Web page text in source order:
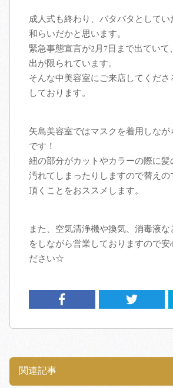
着付け
着付け紹介
七五三
成人式
卒業式
訪問着
着物レンタル
スタッフ
アクセス
お客様の声
ブログ
成人式も終わり、バタバタとしてい
和らいだかと思います。
緊急事態宣言が2月7日まで出てい
出が限られています。
そんな中美容室にご来店してくだ
しております。
矢島美容室ではマスクを着用しな
です！
紐の部分がカットやカラーの際に髪
汚れてしまったりしますので替えの
頂くことをおススメします。
また、空気清浄機や換気、消毒液
をしながら営業しておりますので安
ださい☆
関連記事